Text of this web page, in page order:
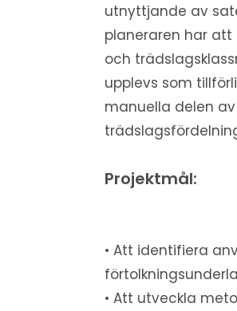
utnyttjande av
planeraren har
och
upplevs som
manuella delen
Projektmål:
• Att identifiera
• Att utveckla